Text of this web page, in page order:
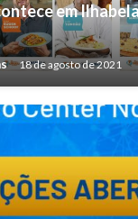
em
18 de agosto de 2021